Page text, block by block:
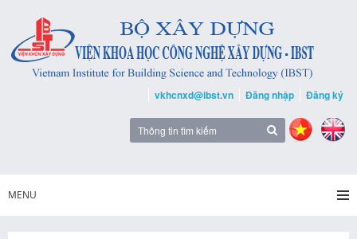
vkhcnxd@ibst.vn Đăng nhập Đăng ký
MENU